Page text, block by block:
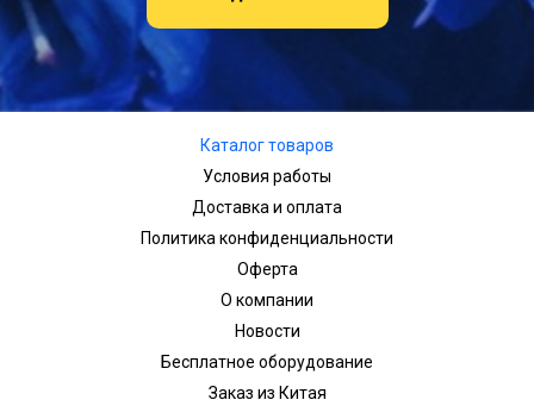
Каталог товаров
Условия работы
Доставка и оплата
Политика конфиденциальности
Оферта
О компании
Новости
Бесплатное оборудование
Заказ из Китая